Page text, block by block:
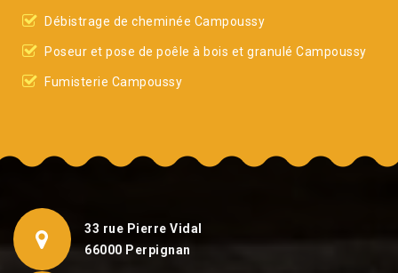
Débistrage de cheminée Campoussy
Poseur et pose de poêle à bois et granulé Campoussy
Fumisterie Campoussy
33 rue Pierre Vidal
66000 Perpignan